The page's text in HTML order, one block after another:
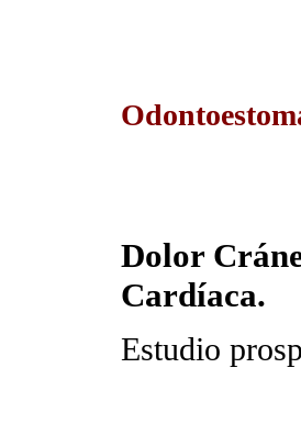
Dolor
Cardíaca.
Estudio